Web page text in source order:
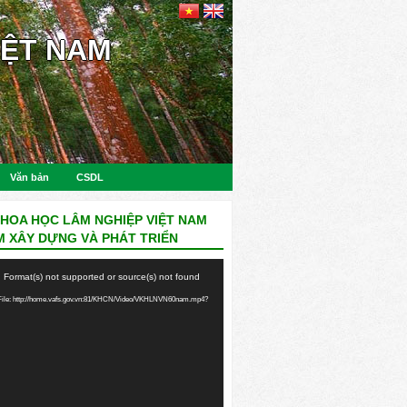
NAM
Văn bản CSDL
HỌC LÂM NGHIỆP VIỆT NAM
XÂY DỰNG VÀ PHÁT TRIỂN
Format(s) not supported or source(s) not found
http://home.vafs.gov.vn:81/KHCN/Video/VKHLNVN60nam.mp4?